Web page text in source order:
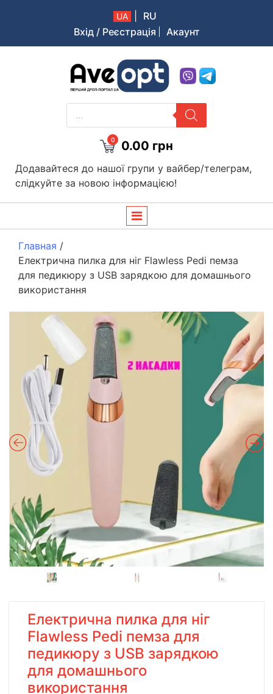
UA
RU
Вхід / Реєстрація
Акаунт
Aveopt – оптова дропшипінг платформа в Україні
PRODUCTS
SEARCH
0 0.00 грн
Додавайтеся до нашої групи у вайбер/телеграм,
слідкуйте за новою інформацією!
Главная /
Електрична пилка для ніг Flawless Pedi пемза
для педикюру з USB зарядкою для домашнього
використання
Електрична пилка для ніг
Flawless Pedi пемза для
педикюру з USB зарядкою
для домашнього
використання